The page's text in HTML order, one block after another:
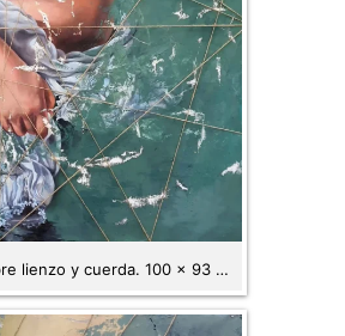
Susanna II, 2022. Óleo sobre lienzo y cuerda. 100 x 93 cm